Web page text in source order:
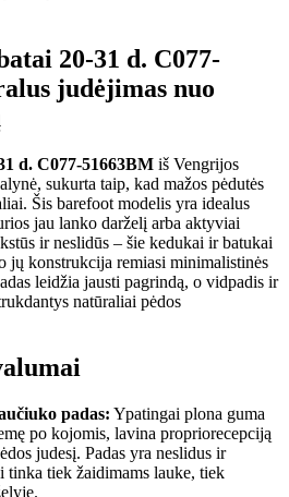
20-31 d. C077-
judėjimas nuo
d. C077-51663BM iš Vengrijos
sukurta taip, kad mažos pėdutės
Šis barefoot modelis yra idealus
jau lanko darželį arba aktyviai
ir neslidūs – šie kedukai ir batukai
jų konstrukcija remiasi minimalistinės
leidžia jausti pagrindą, o vidpadis ir
natūraliai pėdos
padas: Ypatingai plona guma
po kojomis, lavina propriorecepciją
judesį. Padas yra neslidus ir
tinka tiek žaidimams lauke, tiek